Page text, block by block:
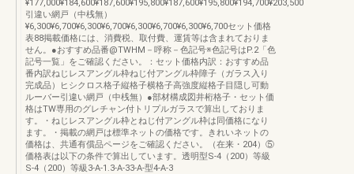
¥177,000¥184,600¥187,600¥195,800¥187,600¥195,800¥194,700¥203,500
引違い網戸（中桟無）
¥6,300¥6,700¥6,300¥6,700¥6,300¥6,700¥6,300¥6,700セット価格
表88掲載価格には、消費税、取付費、運賃等は含まれておりま
せん。●おすすめ品番@TWHM－呼称－色記号※色記号はP.2「色
記号一覧」をご確認ください。：セット価格内訳：おすすめ品
番内訳ねじレスアングル枠ねじ付アングル枠障子（ガラス入り
完成品）ヒシクロス格子縦格子横格子高強度縦格子目隠し可動
ルーバー引違い網戸（中桟無）●部材構成図井桁格子・セット価
格はTW専用のグレチャン付トリプルガラスで算出しておりま
す。・ねじレスアングル枠とねじ付アングル枠は同価格になり
ます。・掲載の網戸は標準ネットの価格です。きれいネットの
価格は、共通有償品ページをご確認ください。（在来・204）⑤
価格表は以下の条件で算出しています。透明型S-4（200）等級
S-4（200）等級3-A-1.3-A-33-A-型4-A-3